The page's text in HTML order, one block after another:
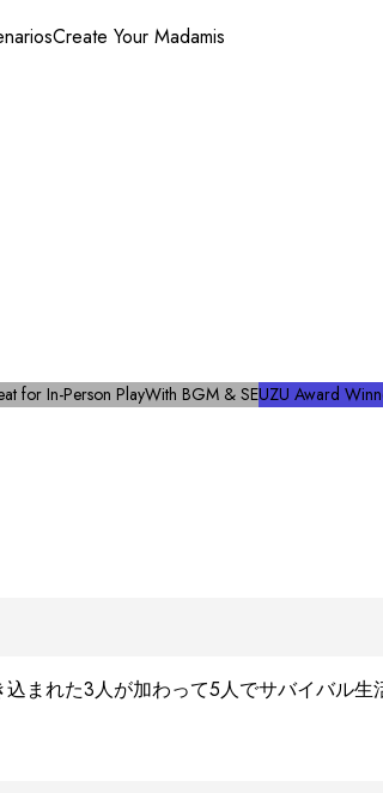
Create Your Madamis
for In-Person PlayWith BGM & SEUZU Award
まれた3人が加わって5人でサバイバル